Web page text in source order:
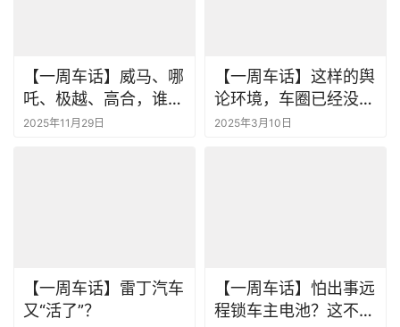
吒、极越、高合，谁更
有希望复活
2025年11月29日
论环境，车圈已经没法
正常说话了！
2025年3月10日
又“活了”？
2025年3月23日
程锁车主电池？这不胡
闹吗
2026年5月10日